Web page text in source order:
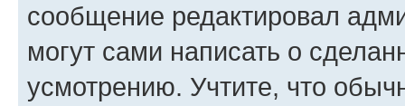
сообщение редактировал
могут сами написать о
усмотрению. Учтите, что